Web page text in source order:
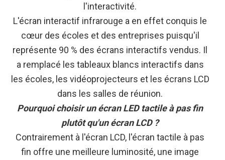
l'interactivité.
L'écran interactif infrarouge a en effet conquis le
cœur des écoles et des entreprises puisqu'il
représente 90 % des écrans interactifs vendus. Il
a remplacé les tableaux blancs interactifs dans
les écoles, les vidéoprojecteurs et les écrans LCD
dans les salles de réunion.
Pourquoi choisir un écran LED tactile à pas fin
plutôt qu'un écran LCD ?
Contrairement à l'écran LCD, l'écran tactile à pas
fin offre une meilleure luminosité, une image